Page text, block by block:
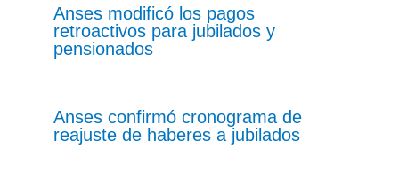
Anses modificó los pagos
retroactivos para jubilados y
pensionados
Anses confirmó cronograma de
reajuste de haberes a jubilados